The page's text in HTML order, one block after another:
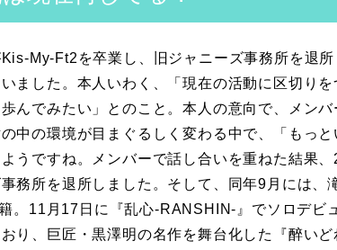
My-Ft2を卒業し、旧ジャニーズ事務所を退
ました。本人いわく、「現在の活動に区切り
んでみたい」とのこと。本人の意向で、メン
中の環境が目まぐるしく変わる中で、「もっ
うですね。メンバーで話し合いを重ねた結果
務所を退所しました。そして、同年9月には、
。11月17日に『乱心-RANSHIN-』でソロデビ
り、巨匠・黒澤明の名作を舞台化した『醉い